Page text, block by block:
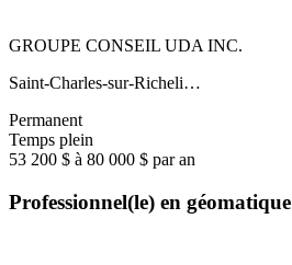
GROUPE CONSEIL UDA INC.
Saint-Charles-sur-Richeli…
Permanent
Temps plein
53 200 $ à 80 000 $ par an
Professionnel(le) en géomatique